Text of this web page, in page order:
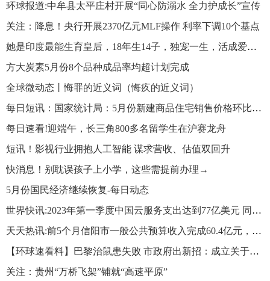
环球报道:中牟县太平庄村开展“同心防溺水 全力护成长”宣传
关注：降息！央行开展2370亿元MLF操作 利率下调10个基点
她是印度最能生育皇后，18年生14子，独宠一生，活成爱的模样
方大炭素5月份8个品种成品率均超计划完成
全球微动态丨悔罪的近义词（悔疚的近义词）
每日短讯：国家统计局：5月份新建商品住宅销售价格环比整体涨幅回落
每日速看!迎端午，长三角800多名留学生在沪赛龙舟
短讯！影视行业拥抱人工智能 谋求营收、估值双回升
快消息！别耽误孩子上小学，这些需提前办理→
5月份国民经济继续恢复-每日动态
世界快讯:2023年第一季度中国云服务支出达到77亿美元 同比增长6%
天天热讯:前5个月信阳市一般公共预算收入完成60.4亿元，同比增长10.6％
【环球速看料】巴黎治鼠患失败 市政府出新招：成立关于（人鼠）共处问题委员会
关注：贵州“万桥飞架”铺就“高速平原”